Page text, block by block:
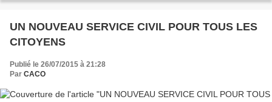
UN NOUVEAU SERVICE CIVIL POUR TOUS LES
CITOYENS
Publié le 26/07/2015 à 21:28
Par CACO